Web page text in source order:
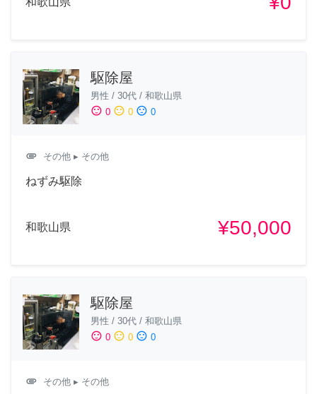
駆除屋
男性 / 30代 / 和歌山県
sentiment_satisfied 0 sentiment_neutral 0 sentiment_dissatisfied 0
attachment その他 ▸ その他
ねずみ駆除
和歌山県 ¥50,000
駆除屋
男性 / 30代 / 和歌山県
sentiment_satisfied 0 sentiment_neutral 0 sentiment_dissatisfied 0
attachment その他 ▸ その他